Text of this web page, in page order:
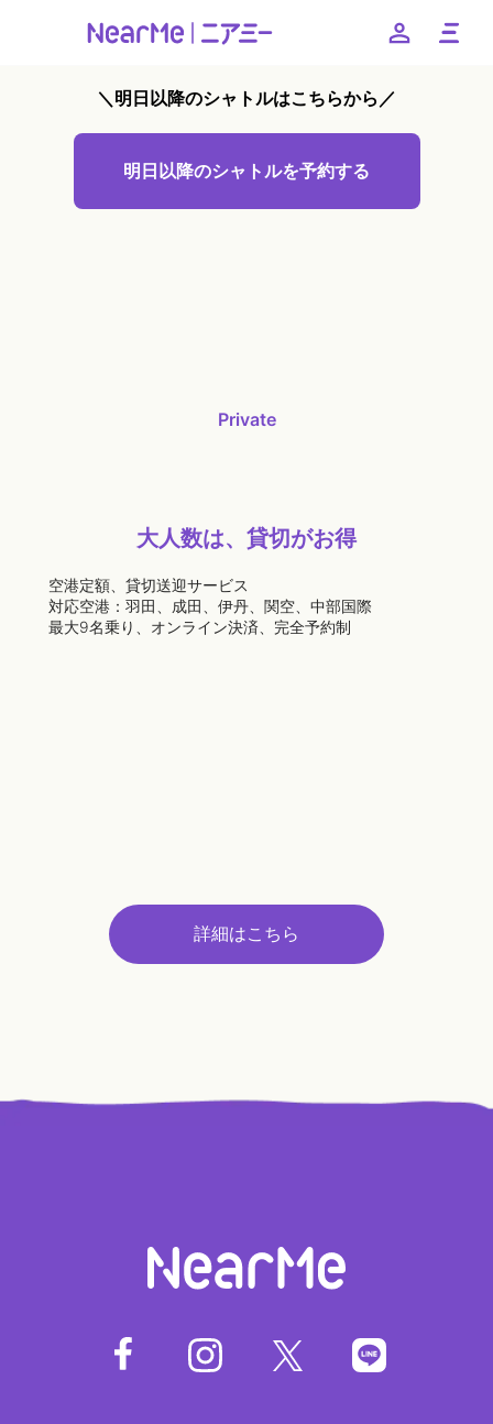
お得なキャンペーンやクーポンなど、ニアミーのお得な情報
＼明日以降のシャトルはこちらから／
明日以降のシャトルを予約する
Private
大人数は、貸切がお得
空港定額、貸切送迎サービス
対応空港：羽田、成田、伊丹、関空、中部国際
最大9名乗り、オンライン決済、完全予約制
詳細はこちら